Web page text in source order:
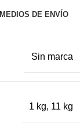
MEDIOS DE ENVÍO
Sin marca
1 kg, 11 kg